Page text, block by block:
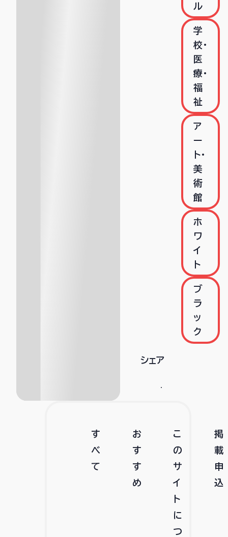
ル
学
校・
医
療・
福
祉
ア
ー
ト・
美
術
館
ホ
ワ
イ
ト
ブ
ラ
ッ
ク
シェア
す
べ
て
お
す
す
め
こ
の
サ
イ
ト
に
つ
掲
載
申
込